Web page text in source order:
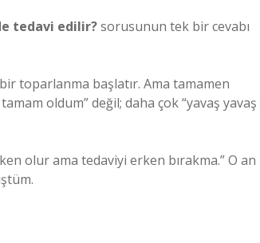
tedavi edilir?sorusunun tek bir cevabı
toparlanma başlatır. Ama tamamen
oldum” değil; daha çok “yavaş yavaş
olur ama tedaviyi erken bırakma.” O an